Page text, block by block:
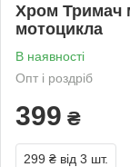
Хром Тримач
мотоцикла
В наявності
Опт і роздріб
399 ₴
299 ₴ від 3 шт.